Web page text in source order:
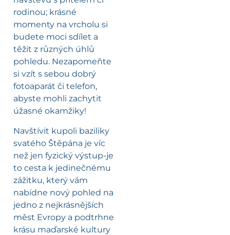
rodinou; krásné
momenty na vrcholu si
budete moci sdílet a
těžit z různých úhlů
pohledu. Nezapomeňte
si vzít s sebou dobrý
fotoaparát či telefon,
abyste mohli zachytit
úžasné okamžiky!
Navštívit kupoli baziliky
svatého Štěpána je víc
než jen fyzický výstup-je
to cesta k jedinečnému
zážitku, který vám
nabídne nový pohled na
jedno z nejkrásnějších
měst Evropy a podtrhne
krásu maďarské kultury